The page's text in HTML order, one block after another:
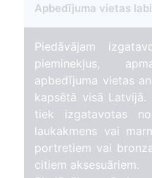
Apbedījuma vietas
Piedāvājam
pieminekļus,
apbedījuma vietas
kapsētā visā Latvijā.
tiek izgatavotas
laukakmens vai
portretiem vai
citiem aksesuāriem.